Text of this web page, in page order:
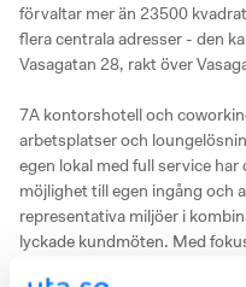
förvaltar mer än 23500
flera centrala adresser - den
Vasagatan 28, rakt över
7A kontorshotell och
arbetsplatser och
egen lokal med full service
möjlighet till egen ingång och
representativa miljöer i
lyckade kundmöten. Med